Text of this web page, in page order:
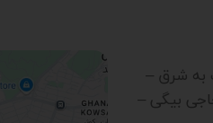
به شرق –
بیگی –